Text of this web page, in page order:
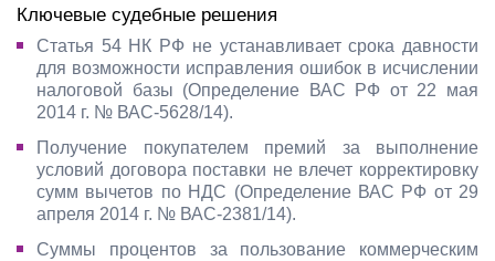
Français
日本語
Türkçe
Ключевые судебные решения
Статья 54 НК РФ не устанавливает срока давности
для возможности исправления ошибок в исчислении
налоговой базы (Определение ВАС РФ от 22 мая
2014 г. № ВАС-5628/14).
Получение покупателем премий за выполнение
условий договора поставки не влечет корректировку
сумм вычетов по НДС (Определение ВАС РФ от 29
апреля 2014 г. № ВАС-2381/14).
Суммы процентов за пользование коммерческим